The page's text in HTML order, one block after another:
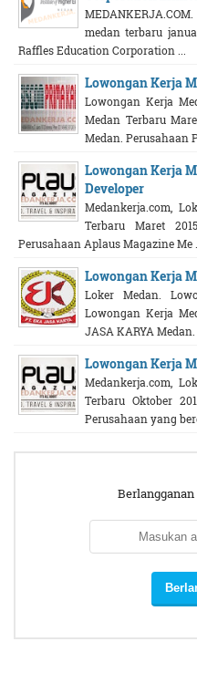
medan terbaru
Raffles Education Corporation ...
Lowongan Kerja
Lowongan Kerja
Medan Terbaru
Medan. Perusahaan
Lowongan Kerja
Developer
Medankerja.com,
Terbaru Maret
Perusahaan Aplaus Magazine Me ...
Lowongan Kerja
Loker Medan.
Lowongan Kerja
JASA KARYA Medan.
Lowongan Kerja
Medankerja.com,
Terbaru Oktober
Perusahaan yang